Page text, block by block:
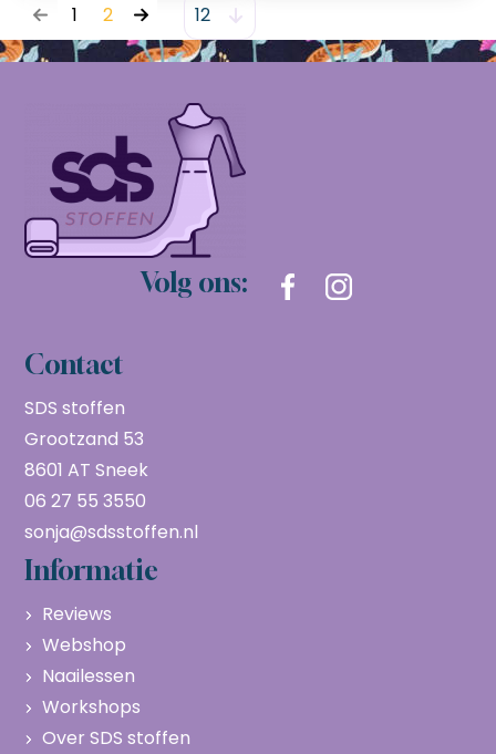
1 2
Volg ons:
Contact
SDS stoffen
Grootzand 53
8601 AT Sneek
06 27 55 3550
sonja@sdsstoffen.nl
Informatie
Reviews
Webshop
Naailessen
Workshops
Over SDS stoffen